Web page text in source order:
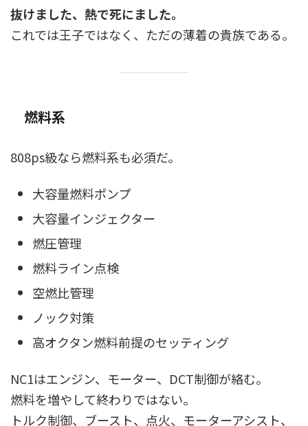
抜けました、熱で死にました。
これでは王子ではなく、ただの薄着の貴族である。
燃料系
808ps級なら燃料系も必須だ。
大容量燃料ポンプ
大容量インジェクター
燃圧管理
燃料ライン点検
空燃比管理
ノック対策
高オクタン燃料前提のセッティング
NC1はエンジン、モーター、DCT制御が絡む。
燃料を増やして終わりではない。
トルク制御、ブースト、点火、モーターアシスト、